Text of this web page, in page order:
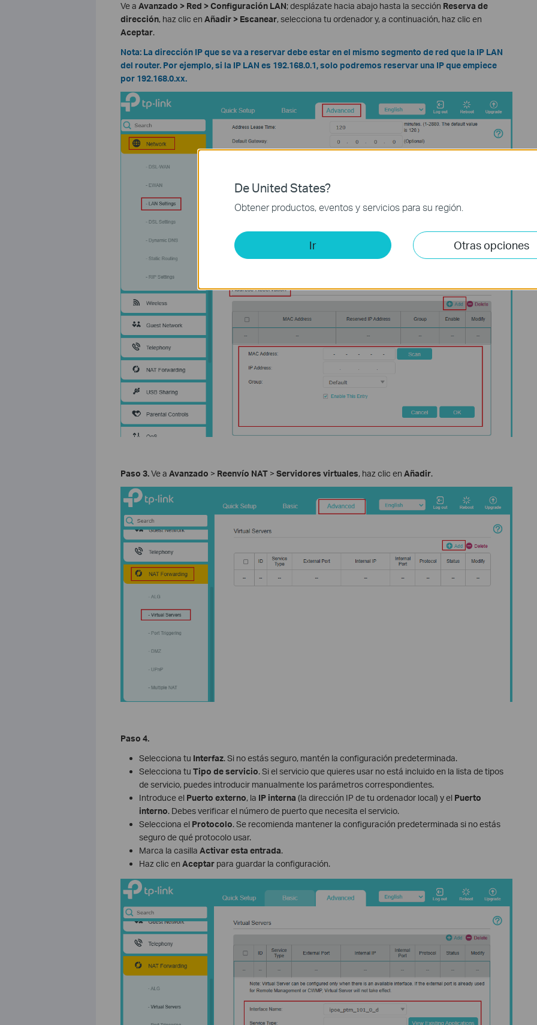
Ve a Avanzado > Red > Configuración LAN;desplázate hacia abajo hasta la sección Reserva de
dirección, haz clic en Añadir > Escanear, selecciona tu ordenador y, a continuación, haz clic en
Aceptar.
Nota: La dirección IP que se va a reservar debe estar en el mismo segmento de red que la IP LAN
del router. Por ejemplo, si la IP LAN es 192.168.0.1, solo podremos reservar una IP que empiece
por 192.168.0.xx.
Paso 3.Ve a Avanzado > Reenvío NAT> Servidores virtuales, haz clic en Añadir.
Paso 4.
Selecciona tu Interfaz. Si no estás seguro, mantén la configuración predeterminada.
Selecciona tu Tipo de servicio. Si el servicio que quieres usar no está incluido en la lista de tipos
de servicio, puedes introducir manualmente los parámetros correspondientes.
Introduce el Puerto externo, la IP interna (la dirección IP de tu ordenador local) y el Puerto
interno. Debes verificar el número de puerto que necesita el servicio.
Selecciona el Protocolo. Se recomienda mantener la configuración predeterminada si no estás
seguro de qué protocolo usar.
Marca la casilla Activar esta entrada.
Haz clic en Aceptarpara guardar la configuración.
De United States?
Obtener productos, eventos y servicios para su región.
Ir Otras opciones